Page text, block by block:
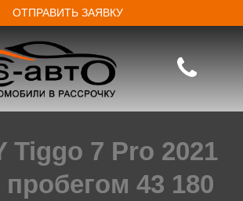
ОТПРАВИТЬ ЗАЯВКУ
Tiggo 7 Pro 2021
пробегом 43 180